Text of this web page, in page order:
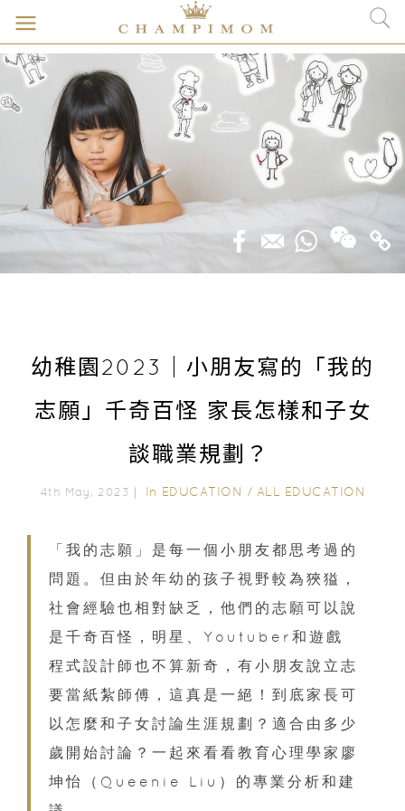
幼稚園2023｜小朋友寫的「我的
志願」千奇百怪 家長怎樣和子女
談職業規劃？
4th May, 2023｜ In EDUCATION / ALL EDUCATION
「我的志願」是每一個小朋友都思考過的
問題。但由於年幼的孩子視野較為狹獈，
社會經驗也相對缺乏，他們的志願可以說
是千奇百怪，明星、Youtuber和遊戲
程式設計師也不算新奇，有小朋友說立志
要當紙紮師傅，這真是一絕！到底家長可
以怎麼和子女討論生涯規劃？適合由多少
歲開始討論？一起來看看教育心理學家廖
坤怡（Queenie Liu）的專業分析和建